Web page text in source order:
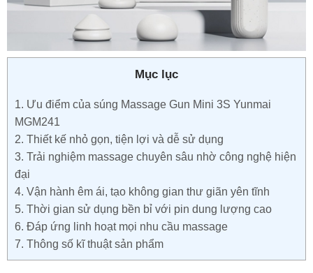
Mục lục
1. Ưu điểm của súng Massage Gun Mini 3S Yunmai
MGM241
2. Thiết kế nhỏ gọn, tiện lợi và dễ sử dụng
3. Trải nghiệm massage chuyên sâu nhờ công nghệ hiện
đại
4. Vận hành êm ái, tạo không gian thư giãn yên tĩnh
5. Thời gian sử dụng bền bỉ với pin dung lượng cao
6. Đáp ứng linh hoạt mọi nhu cầu massage
7. Thông số kĩ thuật sản phẩm